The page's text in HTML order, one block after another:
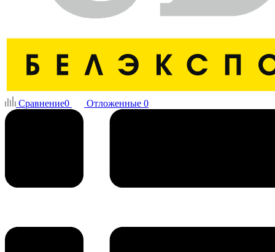
Сравнение0 Отложенные 0